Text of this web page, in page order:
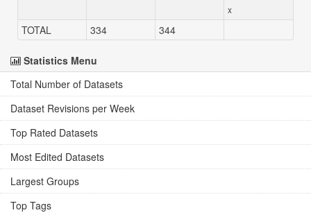
x
TOTAL 334 344
Statistics Menu
Total Number of Datasets
Dataset Revisions per Week
Top Rated Datasets
Most Edited Datasets
Largest Groups
Top Tags